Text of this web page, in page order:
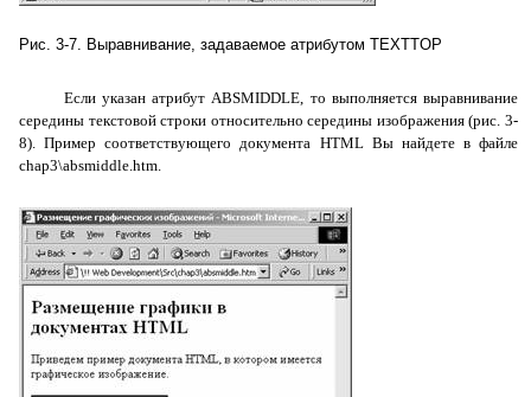
Рис. 3-7. Выравнивание, задаваемое атрибутом TEXTTOP
Если указан атрибутABSMIDDLE, то выполняется выравнивание
середины текстовой строки относительно середины изображения (рис. 3-
8). Пример соответствующего документа HTMLВы найдете в файле
chap3\absmiddle.htm.